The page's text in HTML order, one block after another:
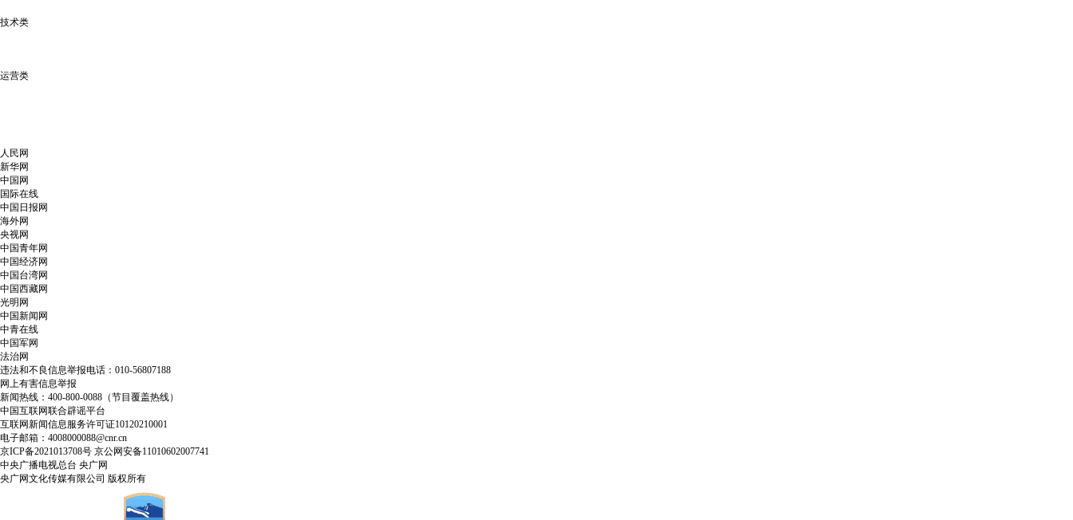
技术类
运营类
人民网
新华网
中国网
国际在线
中国日报网
海外网
央视网
中国青年网
中国经济网
中国台湾网
中国西藏网
光明网
中国新闻网
中青在线
中国军网
法治网
违法和不良信息举报电话：010-56807188
网上有害信息举报
新闻热线：400-800-0088（节目覆盖热线）
中国互联网联合辟谣平台
互联网新闻信息服务许可证10120210001
电子邮箱：4008000088@cnr.cn
京ICP备2021013708号 京公网安备11010602007741
中央广播电视总台 央广网
央广网文化传媒有限公司 版权所有